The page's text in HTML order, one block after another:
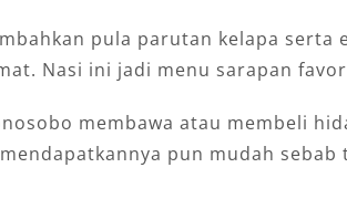
pula parutan kelapa serta
Nasi ini jadi menu sarapan
membawa atau membeli
pun mudah